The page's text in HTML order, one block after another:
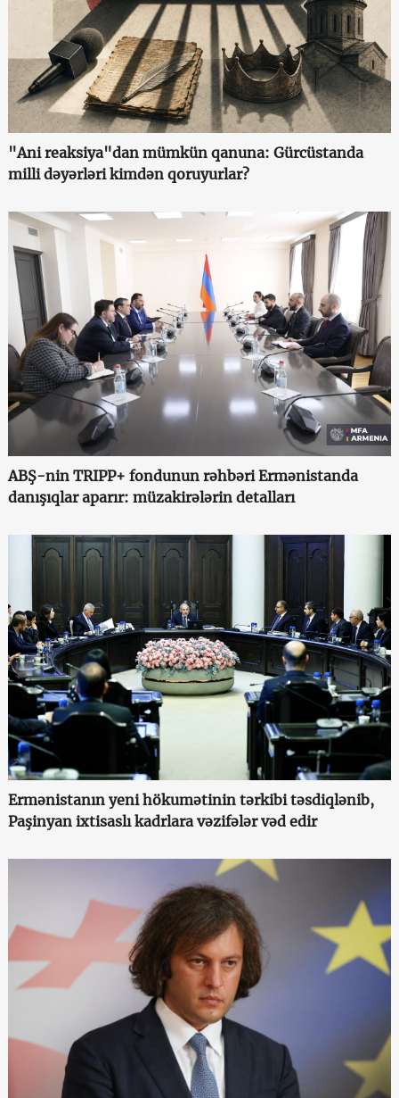
"Ani reaksiya"dan mümkün qanuna: Gürcüstanda
milli dəyərləri kimdən qoruyurlar?
ABŞ-nin TRIPP+ fondunun rəhbəri Ermənistanda
danışıqlar aparır: müzakirələrin detalları
Ermənistanın yeni hökumətinin tərkibi təsdiqlənib,
Paşinyan ixtisaslı kadrlara vəzifələr vəd edir